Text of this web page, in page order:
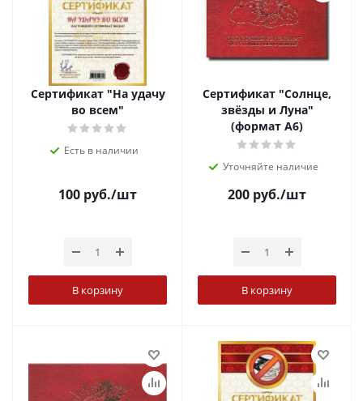
Сертификат "На удачу
во всем"
Есть в наличии
100 руб./шт
В корзину
Сертификат "Солнце,
звёзды и Луна"
(формат А6)
Уточняйте наличие
200 руб./шт
В корзину